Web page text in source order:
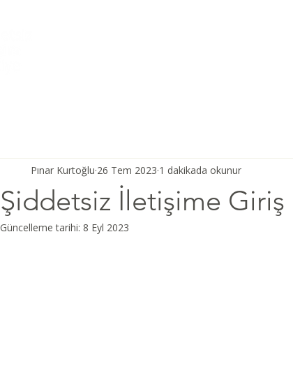
Şiddetsiz İletişime
Pınar Kurtoğlu 26 Tem 2023 1 dakikada okunur
Güncelleme tarihi: 8 Eyl 2023